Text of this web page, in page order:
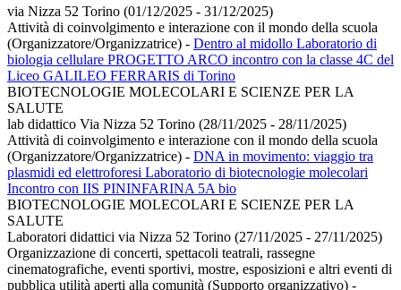
via Nizza 52 Torino (01/12/2025 - 31/12/2025)
Attività di coinvolgimento e interazione con il mondo della scuola
(Organizzatore/Organizzatrice) - Dentro al midollo Laboratorio di
biologia cellulare PROGETTO ARCO incontro con la classe 4C del
Liceo GALILEO FERRARIS di Torino
BIOTECNOLOGIE MOLECOLARI E SCIENZE PER LA
SALUTE
lab didattico Via Nizza 52 Torino (28/11/2025 - 28/11/2025)
Attività di coinvolgimento e interazione con il mondo della scuola
(Organizzatore/Organizzatrice) - DNA in movimento: viaggio tra
plasmidi ed elettroforesi Laboratorio di biotecnologie molecolari
Incontro con IIS PININFARINA 5A bio
BIOTECNOLOGIE MOLECOLARI E SCIENZE PER LA
SALUTE
Laboratori didattici via Nizza 52 Torino (27/11/2025 - 27/11/2025)
Organizzazione di concerti, spettacoli teatrali, rassegne
cinematografiche, eventi sportivi, mostre, esposizioni e altri eventi di
pubblica utilità aperti alla comunità (Supporto organizzativo) -